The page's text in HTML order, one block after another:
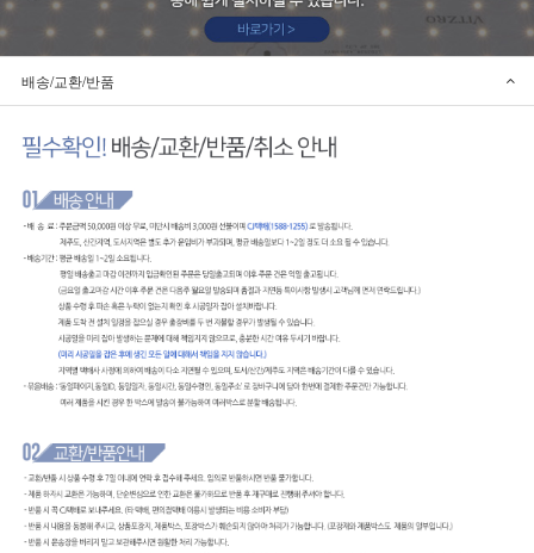
배송/교환/반품